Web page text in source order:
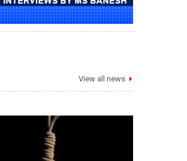
View all news